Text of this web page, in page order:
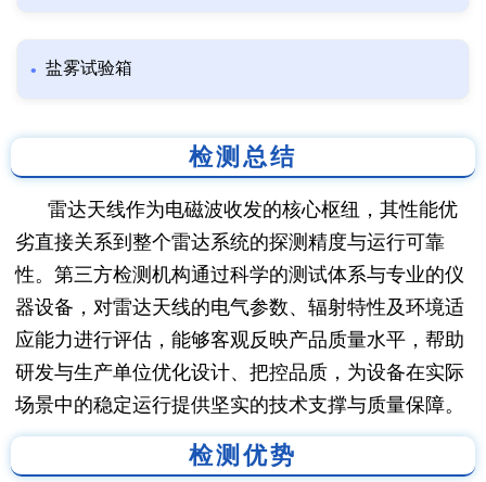
盐雾试验箱
检测总结
雷达天线作为电磁波收发的核心枢纽，其性能优
劣直接关系到整个雷达系统的探测精度与运行可靠
性。第三方检测机构通过科学的测试体系与专业的仪
器设备，对雷达天线的电气参数、辐射特性及环境适
应能力进行评估，能够客观反映产品质量水平，帮助
研发与生产单位优化设计、把控品质，为设备在实际
场景中的稳定运行提供坚实的技术支撑与质量保障。
检测优势